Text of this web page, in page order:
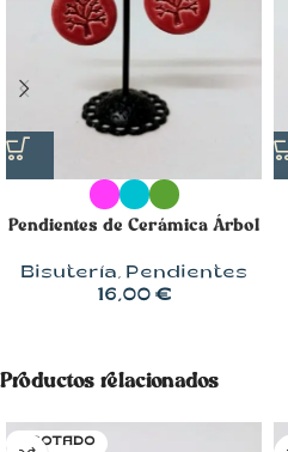
Pendientes de Cerámica Árbol
Bisutería, Pendientes
16,00 €
Productos relacionados
AGOTADO